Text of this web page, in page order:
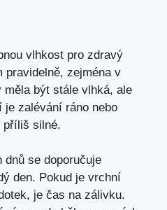
vlhkost pro zdravý
pravidelně, zejména v
měla být stále vlhká, ale
je zalévání ráno nebo
příliš silné.
dnů se doporučuje
den. Pokud je vrchní
je čas na zálivku.